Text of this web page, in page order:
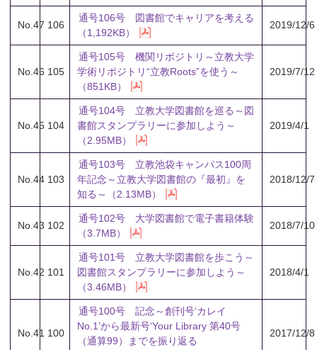
No.47 106
通号106号 図書館でキャリアを考える
（1,192KB）
2019/12/6
No.46 105
通号105号 機関リポジトリ～立教大学
学術リポジトリ“立教Roots”を使う～
（851KB）
2019/7/12
No.45 104
通号104号 立教大学図書館を巡る～図
書館スタンプラリーに参加しよう～
（2.95MB）
2019/4/1
No.44 103
通号103号 立教池袋キャンパス100周
年記念～立教大学図書館の『最初』を
知る～（2.13MB）
2018/12/7
No.43 102
通号102号 大学図書館で電子書籍体験
（3.7MB）
2018/7/10
No.42 101
通号101号 立教大学図書館を歩こう～
図書館スタンプラリーに参加しよう～
（3.46MB）
2018/4/1
No.41 100
通号100号 記念～創刊号‘カレイ
No.1’から最新号‘Your Library 第40号
（通算99）までを振り返る
2017/12/8